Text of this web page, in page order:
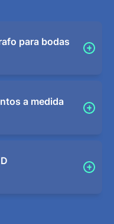
para bodas
a medida